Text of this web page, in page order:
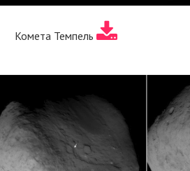
Комета Темпель